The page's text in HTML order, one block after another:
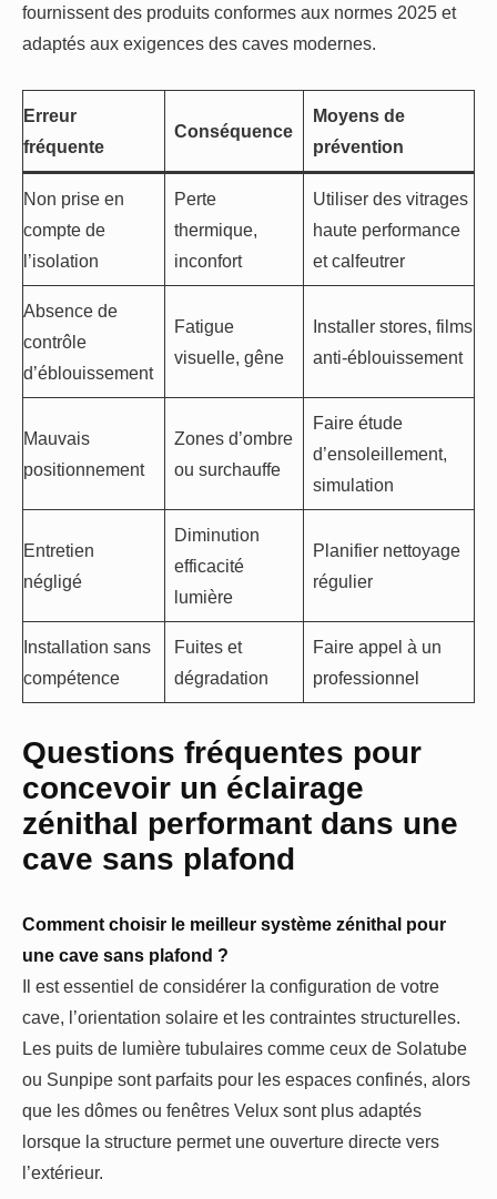
fournissent des produits conformes aux normes 2025 et
adaptés aux exigences des caves modernes.
Erreur
fréquente
Conséquence
Moyens de
prévention
Non prise en
compte de
l’isolation
Perte
thermique,
inconfort
Utiliser des vitrages
haute performance
et calfeutrer
Absence de
contrôle
d’éblouissement
Fatigue
visuelle, gêne
Installer stores, films
anti-éblouissement
Mauvais
positionnement
Zones d’ombre
ou surchauffe
Faire étude
d’ensoleillement,
simulation
Entretien
négligé
Diminution
efficacité
lumière
Planifier nettoyage
régulier
Installation sans
compétence
Fuites et
dégradation
Faire appel à un
professionnel
Questions fréquentes pour
concevoir un éclairage
zénithal performant dans une
cave sans plafond
Comment choisir le meilleur système zénithal pour
une cave sans plafond ?
Il est essentiel de considérer la configuration de votre
cave, l’orientation solaire et les contraintes structurelles.
Les puits de lumière tubulaires comme ceux de Solatube
ou Sunpipe sont parfaits pour les espaces confinés, alors
que les dômes ou fenêtres Velux sont plus adaptés
lorsque la structure permet une ouverture directe vers
l’extérieur.